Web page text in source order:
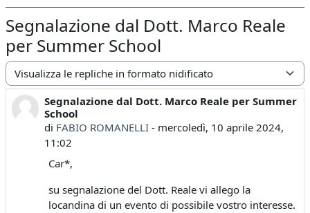
Segnalazione dal Dott. Marco Reale
per Summer School
Modalità visualizzazione
Segnalazione dal Dott. Marco Reale per Summer
School
di FABIO ROMANELLI - mercoledì, 10 aprile 2024,
11:02
Numero di risposte: 0
Car*,
su segnalazione del Dott. Reale vi allego la
locandina di un evento di possibile vostro interesse.